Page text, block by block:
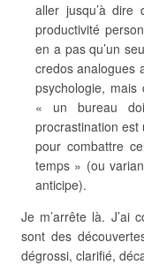
aller jusqu’à
productivité
en a pas qu’un
credos analogues
psychologie,
« un bureau
procrastination
pour combattre
temps » (ou
anticipe).
Je m’arrête là. J’ai
sont des
dégrossi, clarifié,